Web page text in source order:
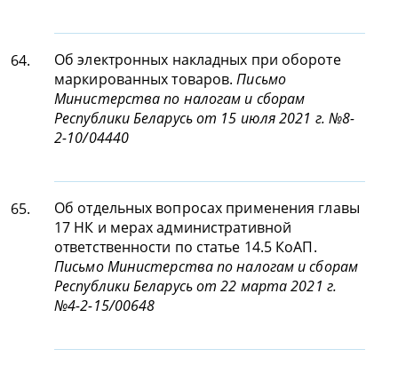
64.
Об электронных накладных при обороте
маркированных товаров.Письмо
Министерства по налогам и сборам
Республики Беларусь от 15 июля 2021 г. №8-
2-10/04440
65.
Об отдельных вопросах применения главы
17 НК и мерах административной
ответственности по статье 14.5 КоАП.
Письмо Министерства по налогам и сборам
Республики Беларусь от 22 марта 2021 г.
№4-2-15/00648